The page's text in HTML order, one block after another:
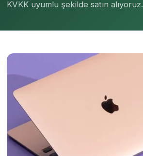
KVKK uyumlu şekilde satın alıyoruz.